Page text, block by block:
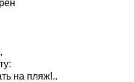
на пляж!..